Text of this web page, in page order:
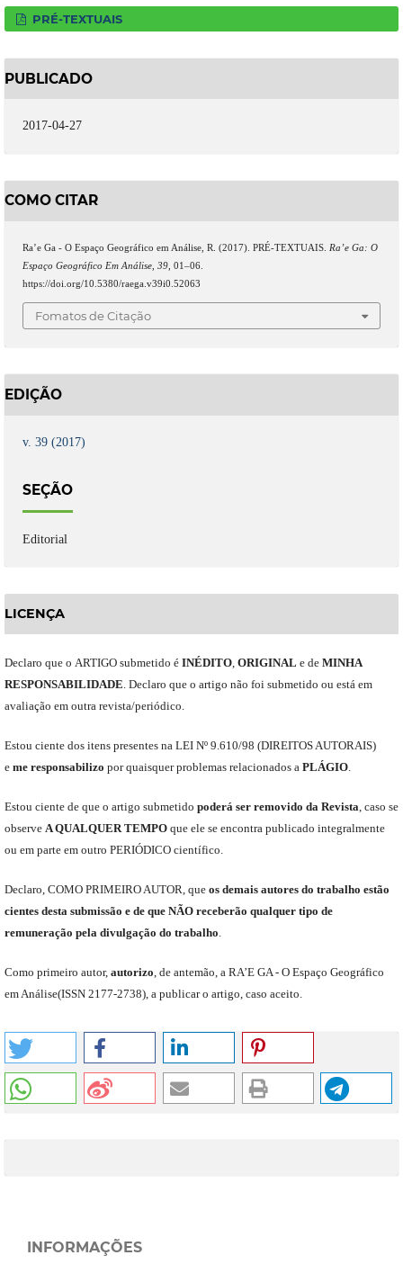
PRÉ-TEXTUAIS
PUBLICADO
2017-04-27
COMO CITAR
Ra’e Ga - O Espaço Geográfico em Análise, R. (2017). PRÉ-TEXTUAIS. Ra’e Ga: O
Espaço Geográfico Em Análise, 39, 01–06.
https://doi.org/10.5380/raega.v39i0.52063
Fomatos de Citação
EDIÇÃO
v. 39 (2017)
SEÇÃO
Editorial
LICENÇA
Declaro que o ARTIGO submetido é INÉDITO, ORIGINAL ede MINHA
RESPONSABILIDADE Declaro que o artigo não foi submetido ou está em
avaliação em outra revista/periódico.
Estou ciente dos itens presentes na LEI Nº 9.610/98 (DIREITOS AUTORAIS)
e meresponsabilizo por quaisquer problemas relacionados a PLÁGIO.
Estou ciente de que o artigo submetido poderá ser removido da Revista caso se
observe A QUALQUER TEMPOque elese encontra publicado integralmente
ou em parte em outro PERIÓDICOcientífico.
Declaro COMO PRIMEIRO AUTOR que os demais autores do trabalho estão
cientes desta submissão e de que NÃOreceberão qualquer tipo de
remuneração pela divulgação do trabalho
Como primeiro autor, autorizo de antemão, a RA’E GA - O Espaço Geográfico
em Análise(ISSN 2177-2738), a publicar o artigo, caso aceito.
INFORMAÇÕES